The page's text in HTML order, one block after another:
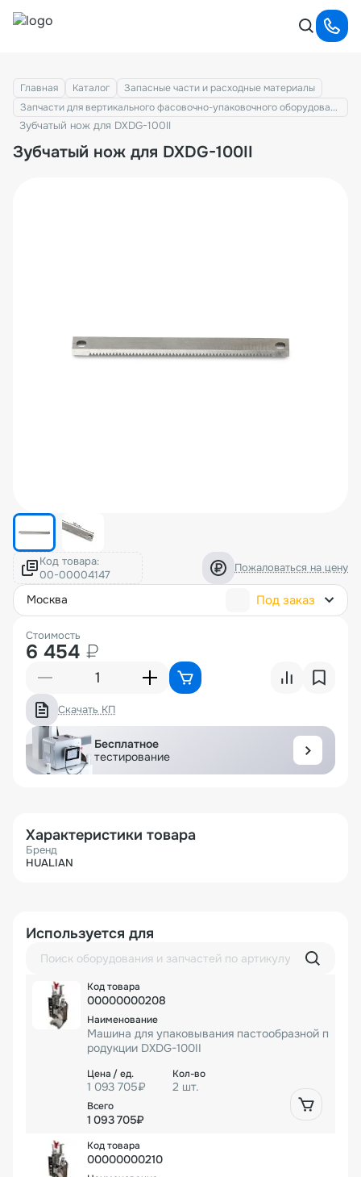
Главная Каталог Запасные части и расходные материалы
Запчасти для вертикального фасовочно-упаковочного оборудования
Зубчатый нож для DXDG-100II
Зубчатый нож для DXDG-100II
Код товара: Пожаловаться на цену
москва Под заказ
Стоимость
6 454 ₽
Скачать КП
Бесплатное
тестирование
Характеристики товара
Бренд
HUALIAN
Используется для
00000000208
Машина для упаковывания пастообразной п
родукции DXDG-100II
1 093 705₽ 2 шт.
1 093 705₽
00000000210